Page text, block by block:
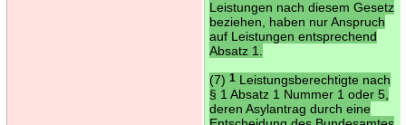
Leistungen nach diesem Gesetz
beziehen, haben nur Anspruch
auf Leistungen entsprechend
Absatz 1.
(7) 1Leistungsberechtigte nach
§ 1 Absatz 1 Nummer 1 oder 5,
deren Asylantrag durch eine